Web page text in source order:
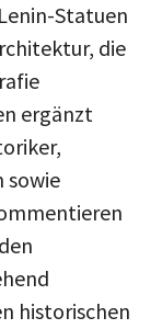
Statuen
die
ergänzt
sowie
historischen